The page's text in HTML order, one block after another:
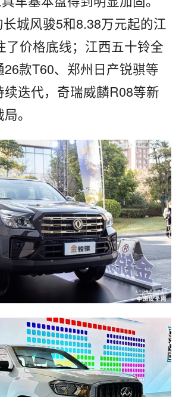
城风骏5和8.38万元起的江
了价格底线；江西五十铃全
款T60、郑州日产锐骐等
迭代，奇瑞威麟R08等新
。